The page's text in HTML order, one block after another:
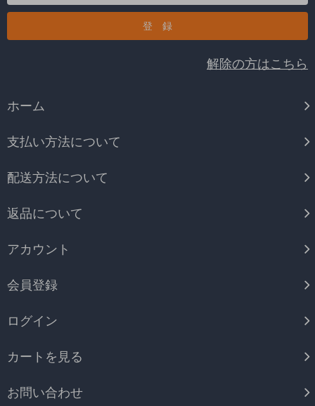
解除の方はこちら
ホーム
支払い方法について
配送方法について
返品について
アカウント
会員登録
ログイン
カートを見る
お問い合わせ